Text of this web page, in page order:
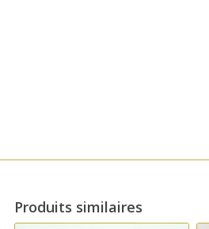
Produits similaires